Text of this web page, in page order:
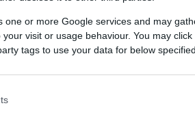
one or more Google services and may
visit or usage behaviour. You may
tags to use your data for below
κυρίως από την
.
ένας που επέλεξε από